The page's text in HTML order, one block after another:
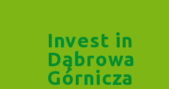
Invest in
Dąbrowa
Górnicza